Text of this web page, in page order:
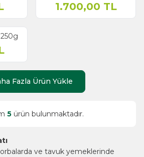
1.700,00 TL
Fazla Ürün Yükle
5 ürün bulunmaktadır.
ve tavuk yemeklerinde